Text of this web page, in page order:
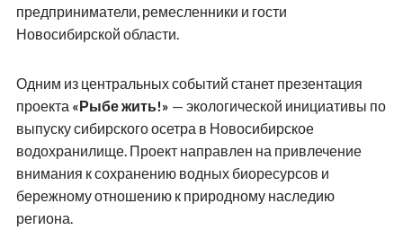
предприниматели, ремесленники и гости
Новосибирской области.
Одним из центральных событий станет презентация
проекта «Рыбе жить!» — экологической инициативы по
выпуску сибирского осетра в Новосибирское
водохранилище. Проект направлен на привлечение
внимания к сохранению водных биоресурсов и
бережному отношению к природному наследию
региона.